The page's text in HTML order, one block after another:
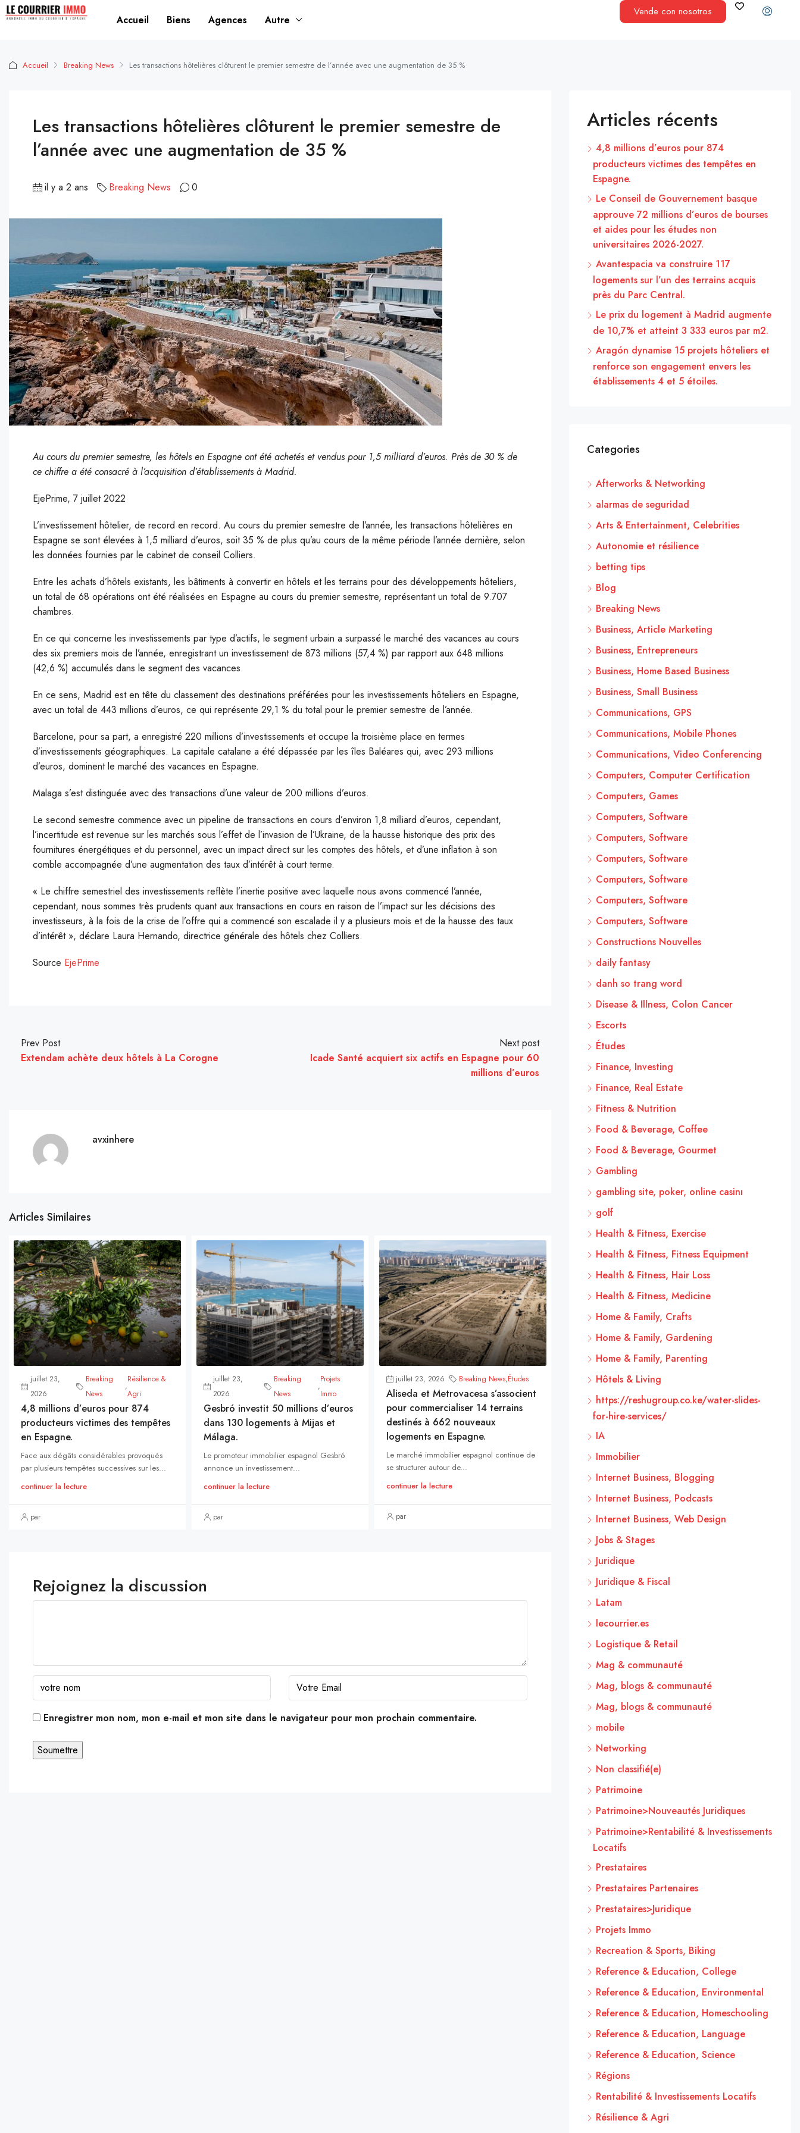
Accueil Biens Agences Autre
Vende con nosotros
Accueil Breaking News Les transactions hôtelières clôturent le premier semestre de l’année avec une augmentation de 35 %
Les transactions hôtelières clôturent le premier semestre de
l’année avec une augmentation de 35 %
il y a 2 ans Breaking News 0
Au cours du premier semestre, les hôtels en Espagne ont été achetés et vendus pour 1,5 milliard d’euros. Près de 30 % de
ce chiffre a été consacré à l’acquisition d’établissements à Madrid.
EjePrime, 7 juillet 2022
L’investissement hôtelier, de record en record. Au cours du premier semestre de l’année, les transactions hôtelières en
Espagne se sont élevées à 1,5 milliard d’euros, soit 35 % de plus qu’au cours de la même période l’année dernière, selon
les données fournies par le cabinet de conseil Colliers.
Entre les achats d’hôtels existants, les bâtiments à convertir en hôtels et les terrains pour des développements hôteliers,
un total de 68 opérations ont été réalisées en Espagne au cours du premier semestre, représentant un total de 9.707
chambres.
En ce qui concerne les investissements par type d’actifs, le segment urbain a surpassé le marché des vacances au cours
des six premiers mois de l’année, enregistrant un investissement de 873 millions (57,4 %) par rapport aux 648 millions
(42,6 %) accumulés dans le segment des vacances.
En ce sens, Madrid est en tête du classement des destinations préférées pour les investissements hôteliers en Espagne,
avec un total de 443 millions d’euros, ce qui représente 29,1 % du total pour le premier semestre de l’année.
Barcelone, pour sa part, a enregistré 220 millions d’investissements et occupe la troisième place en termes
d’investissements géographiques. La capitale catalane a été dépassée par les îles Baléares qui, avec 293 millions
d’euros, dominent le marché des vacances en Espagne.
Malaga s’est distinguée avec des transactions d’une valeur de 200 millions d’euros.
Le second semestre commence avec un pipeline de transactions en cours d’environ 1,8 milliard d’euros, cependant,
l’incertitude est revenue sur les marchés sous l’effet de l’invasion de l’Ukraine, de la hausse historique des prix des
fournitures énergétiques et du personnel, avec un impact direct sur les comptes des hôtels, et d’une inflation à son
comble accompagnée d’une augmentation des taux d’intérêt à court terme.
« Le chiffre semestriel des investissements reflète l’inertie positive avec laquelle nous avons commencé l’année,
cependant, nous sommes très prudents quant aux transactions en cours en raison de l’impact sur les décisions des
investisseurs, à la fois de la crise de l’offre qui a commencé son escalade il y a plusieurs mois et de la hausse des taux
d’intérêt », déclare Laura Hernando, directrice générale des hôtels chez Colliers.
Source EjePrime
Prev Post
Extendam achète deux hôtels à La Corogne
Next post
Icade Santé acquiert six actifs en Espagne pour 60
millions d’euros
avxinhere
Articles Similaires
juillet 23,
2026
Breaking
News
,
Résilience &
Agri
4,8 millions d’euros pour 874
producteurs victimes des tempêtes
en Espagne.
Face aux dégâts considérables provoqués
par plusieurs tempêtes successives sur les...
continuer la lecture
par
juillet 23,
2026
Breaking
News
,
Projets
Immo
Gesbró investit 50 millions d’euros
dans 130 logements à Mijas et
Málaga.
Le promoteur immobilier espagnol Gesbró
annonce un investissement...
continuer la lecture
par
juillet 23, 2026 Breaking News,Études
Aliseda et Metrovacesa s’associent
pour commercialiser 14 terrains
destinés à 662 nouveaux
logements en Espagne.
Le marché immobilier espagnol continue de
se structurer autour de...
continuer la lecture
par
Rejoignez la discussion
Enregistrer mon nom, mon e-mail et mon site dans le navigateur pour mon prochain commentaire.
Articles récents
4,8 millions d’euros pour 874
producteurs victimes des tempêtes en
Espagne.
Le Conseil de Gouvernement basque
approuve 72 millions d’euros de bourses
et aides pour les études non
universitaires 2026-2027.
Avantespacia va construire 117
logements sur l’un des terrains acquis
près du Parc Central.
Le prix du logement à Madrid augmente
de 10,7% et atteint 3 333 euros par m2.
Aragón dynamise 15 projets hôteliers et
renforce son engagement envers les
établissements 4 et 5 étoiles.
Categories
Afterworks & Networking
alarmas de seguridad
Arts & Entertainment, Celebrities
Autonomie et résilience
betting tips
Blog
Breaking News
Business, Article Marketing
Business, Entrepreneurs
Business, Home Based Business
Business, Small Business
Communications, GPS
Communications, Mobile Phones
Communications, Video Conferencing
Computers, Computer Certification
Computers, Games
Computers, Software
Computers, Software
Computers, Software
Computers, Software
Computers, Software
Computers, Software
Constructions Nouvelles
daily fantasy
danh so trang word
Disease & Illness, Colon Cancer
Escorts
Études
Finance, Investing
Finance, Real Estate
Fitness & Nutrition
Food & Beverage, Coffee
Food & Beverage, Gourmet
Gambling
gambling site, poker, online casinı
golf
Health & Fitness, Exercise
Health & Fitness, Fitness Equipment
Health & Fitness, Hair Loss
Health & Fitness, Medicine
Home & Family, Crafts
Home & Family, Gardening
Home & Family, Parenting
Hôtels & Living
https://reshugroup.co.ke/water-slides-
for-hire-services/
IA
Immobilier
Internet Business, Blogging
Internet Business, Podcasts
Internet Business, Web Design
Jobs & Stages
Juridique
Juridique & Fiscal
Latam
lecourrier.es
Logistique & Retail
Mag & communauté
Mag, blogs & communauté
Mag, blogs & communauté
mobile
Networking
Non classifié(e)
Patrimoine
Patrimoine>Nouveautés Juridiques
Patrimoine>Rentabilité & Investissements
Locatifs
Prestataires
Prestataires Partenaires
Prestataires>Juridique
Projets Immo
Recreation & Sports, Biking
Reference & Education, College
Reference & Education, Environmental
Reference & Education, Homeschooling
Reference & Education, Language
Reference & Education, Science
Régions
Rentabilité & Investissements Locatifs
Résilience & Agri